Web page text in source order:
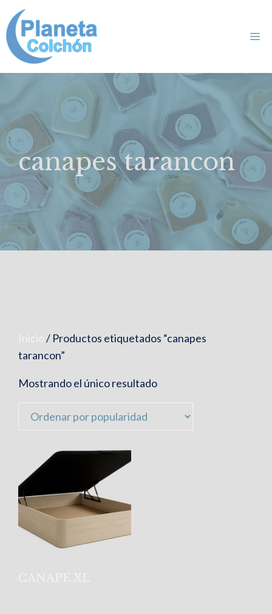
Saltar
contenido
canapes tarancon
/ Productos etiquetados “canapes
tarancon”
Mostrando el único resultado